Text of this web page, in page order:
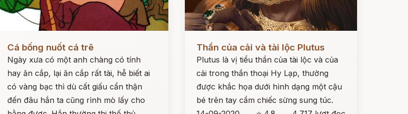
Đọc ngay
Cá bống nuốt cá trê
Ngày xưa có một anh chàng có tính
hay ăn cắp, lại ăn cắp rất tài, hễ biết ai
có vàng bạc thì dù cất giấu cẩn thận
đến đâu hắn ta cũng rình mò lấy cho
Đọc ngay
Thần của cải và tài lộc Plutus
Plutus là vị tiểu thần của tài lộc và của
cải trong thần thoại Hy Lạp, thường
được khắc họa dưới hình dạng một cậu
bé trên tay cầm chiếc sừng sung túc.